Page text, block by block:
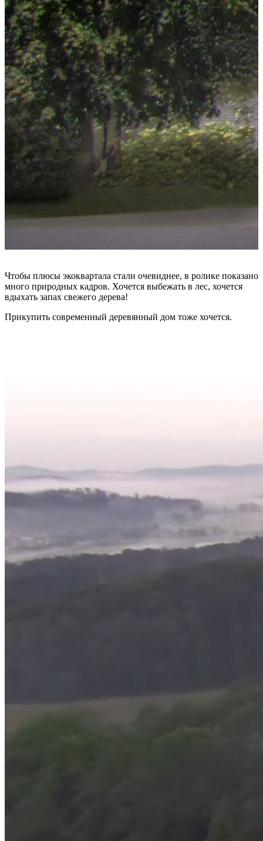
Чтобы плюсы экоквартала стали очевиднее, в ролике показано
много природных кадров. Хочется выбежать в лес, хочется
вдыхать запах свежего дерева!
Прикупить современный деревянный дом тоже хочется.